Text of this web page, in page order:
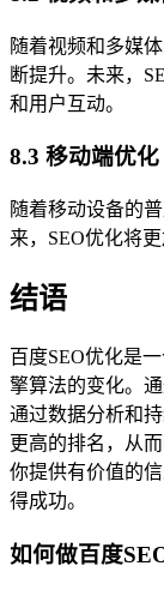
随着视频和多媒
断提升。未来，
和用户互动。
8.3 移动端优化
随着移动设备的
来，SEO优化将
结语
百度SEO优化是
擎算法的变化。
通过数据分析和
更高的排名，从
你提供有价值的
得成功。
如何做百度